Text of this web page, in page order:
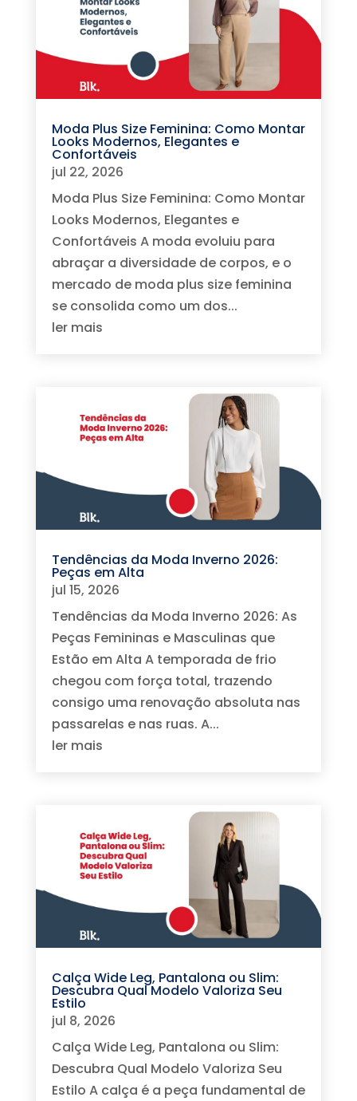
Moda Plus Size Feminina: Como Montar
Looks Modernos, Elegantes e
Confortáveis
jul 22, 2026
Moda Plus Size Feminina: Como Montar
Looks Modernos, Elegantes e
Confortáveis A moda evoluiu para
abraçar a diversidade de corpos, e o
mercado de moda plus size feminina
se consolida como um dos...
ler mais
Tendências da Moda Inverno 2026:
Peças em Alta
jul 15, 2026
Tendências da Moda Inverno 2026: As
Peças Femininas e Masculinas que
Estão em Alta A temporada de frio
chegou com força total, trazendo
consigo uma renovação absoluta nas
passarelas e nas ruas. A...
ler mais
Calça Wide Leg, Pantalona ou Slim:
Descubra Qual Modelo Valoriza Seu
Estilo
jul 8, 2026
Calça Wide Leg, Pantalona ou Slim:
Descubra Qual Modelo Valoriza Seu
Estilo A calça é a peça fundamental de